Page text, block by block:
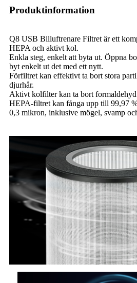
Produktinformation
Q8 USB Billuftrenare Filtret är ett
HEPA och aktivt kol.
Enkla steg, enkelt att byta ut. Öppna
byt enkelt ut det med ett nytt.
Förfiltret kan effektivt ta bort stora
djurhår.
Aktivt kolfilter kan ta bort
HEPA-filtret kan fånga upp till 99,97
0,3 mikron, inklusive mögel, svamp